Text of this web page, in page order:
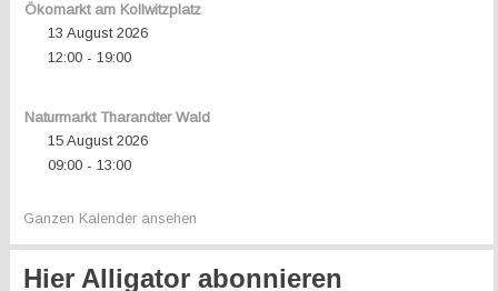
Ökomarkt am Kollwitzplatz
13 August 2026
12:00- 19:00
Naturmarkt Tharandter Wald
15 August 2026
09:00- 13:00
Ganzen Kalender ansehen
Hier Alligator abonnieren